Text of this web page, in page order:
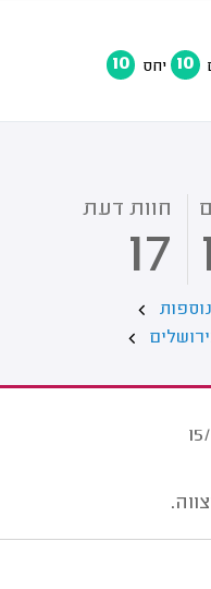
10 יחס 10
חוות דעת
17